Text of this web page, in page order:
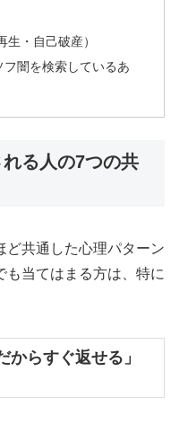
・自己破産）
闇を検索しているあ
る人の7つの共
ど共通した心理パターン
も当てはまる方は、特に
らすぐ返せる」